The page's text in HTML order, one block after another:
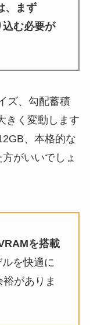
、まず
む必要が
ズ、勾配蓄積
きく変動します
、本格的な
がいいでしょ
を搭載
を快適に
がありま